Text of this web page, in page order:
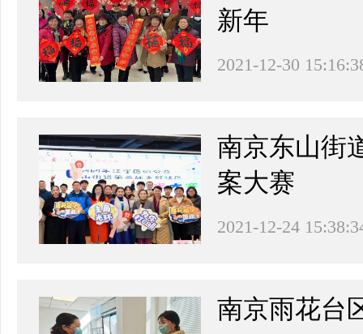
新年
2021-12-30
南京东山街
案大赛
2021-12-24
南京雨花台